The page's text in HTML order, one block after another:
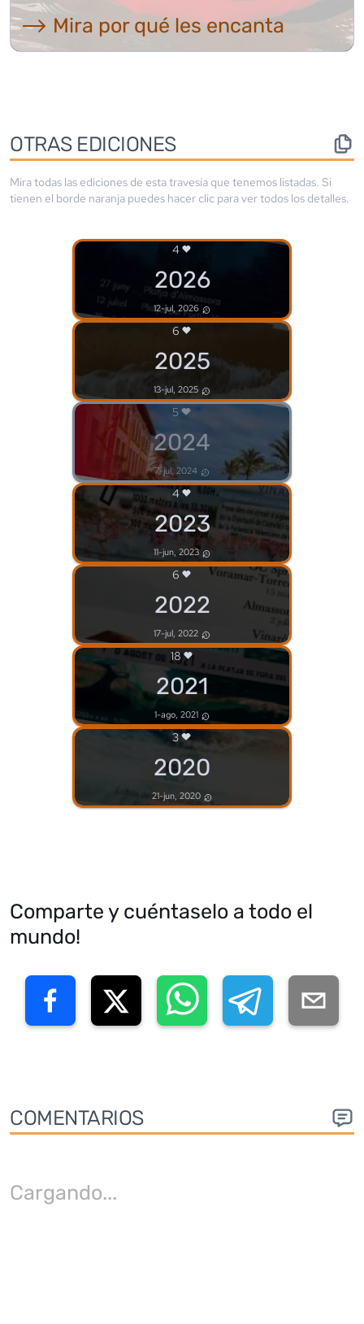
⟶ Mira por qué les encanta
OTRAS EDICIONES
Mira todas las ediciones de esta travesía que tenemos listadas. Si
tienen el borde naranja puedes hacer clic para ver todos los detalles.
4
2026
12-jul, 2026
6
2025
13-jul, 2025
5
2024
7-jul, 2024
4
2023
11-jun, 2023
6
2022
17-jul, 2022
18
2021
1-ago, 2021
3
2020
21-jun, 2020
Comparte y cuéntaselo a todo el
mundo!
COMENTARIOS
Cargando...